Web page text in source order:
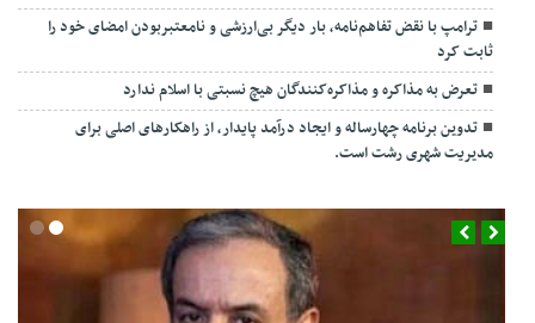
ترامپ با نقض تفاهم‌نامه، بار دیگر بی‌ارزشی و نامعتبربودن امضای خود را
ثابت کرد
تعرض به مذاکره و مذاکره‌کنندگان هیچ نسبتی با اسلام ندارد
تدوین برنامه چهارساله و ایجاد درآمد پایدار، از راهکارهای اصلی برای
مدیریت شهری رشت است.